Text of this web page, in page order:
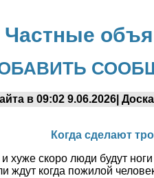
Частные
в 09:02 9.06.2026|
Когда сделают
хуже скоро люди будут
ждут когда пожилой